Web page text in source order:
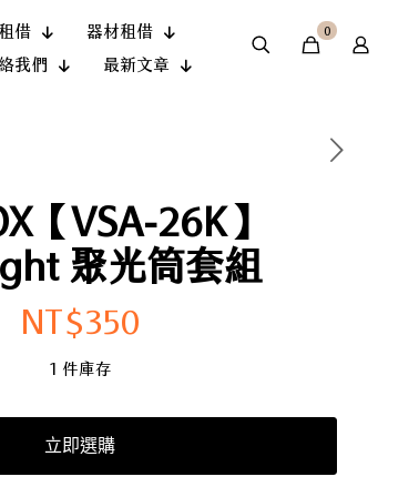
借
器材租借
我們
最新文章
0
【VSA-26K】
聚光筒套組
NT$350
1 件庫存
立即選購